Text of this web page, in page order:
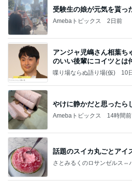
受験生の娘が元気を貰っ
Amebaトピックス 2日前
アンジャ児嶋さん相葉ち
のいい後輩にコイツとは
喋り場ならぬ語り場(仮) 10
やけに静かだと思ったら
Amebaトピックス 14時間前
話題のスイカ丸ごとアイ
さとみるくのロサンゼルス⇔